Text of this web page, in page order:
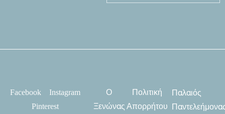
Facebook
Instagram
Pinterest
Ο
Ξενώνας
Πολιτική
Απορρήτου
Παλαιός